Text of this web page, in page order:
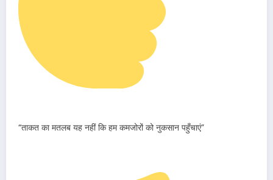
“ताकत का मतलब यह नहीं कि हम कमजोरों को नुकसान पहुँचाएं”